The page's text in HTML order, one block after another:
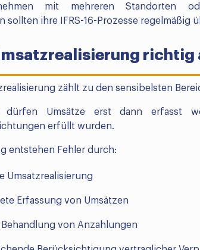
mit mehreren Standorten
sollten ihre IFRS-16-Prozesse regelmäßig
Umsatzrealisierung richtig
zählt zu den sensibelsten
dürfen Umsätze erst dann erfasst
erfüllt wurden.
entstehen Fehler durch:
Umsatzrealisierung
Erfassung von Umsätzen
von Anzahlungen